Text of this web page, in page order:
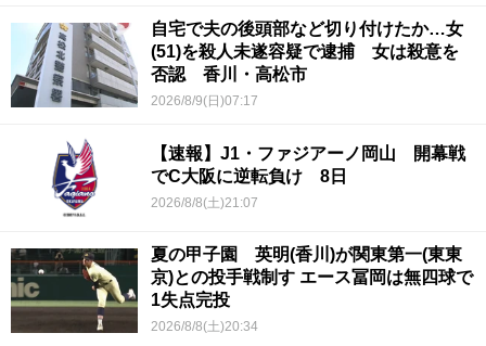
自宅で夫の後頭部など切り付けたか…女
(51)を殺人未遂容疑で逮捕 女は殺意を
否認 香川・高松市
2026/8/9(日)07:17
【速報】J1・ファジアーノ岡山 開幕戦
でC大阪に逆転負け 8日
2026/8/8(土)21:07
夏の甲子園 英明(香川)が関東第一(東東
京)との投手戦制す エース冨岡は無四球で
1失点完投
2026/8/8(土)20:34